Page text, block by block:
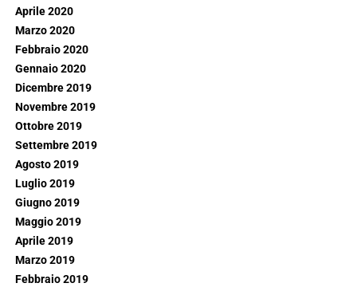
Aprile 2020
Marzo 2020
Febbraio 2020
Gennaio 2020
Dicembre 2019
Novembre 2019
Ottobre 2019
Settembre 2019
Agosto 2019
Luglio 2019
Giugno 2019
Maggio 2019
Aprile 2019
Marzo 2019
Febbraio 2019